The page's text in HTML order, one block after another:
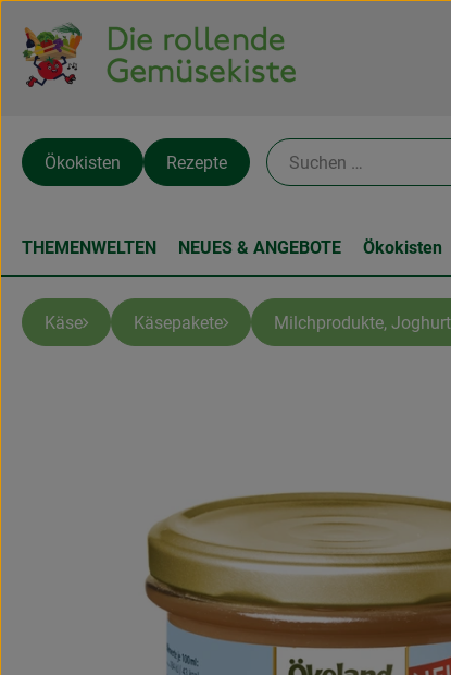
Ökokisten Rezepte
THEMENWELTEN NEUES & ANGEBOTE Ökokisten
Käse Käsepakete Milchprodukte,